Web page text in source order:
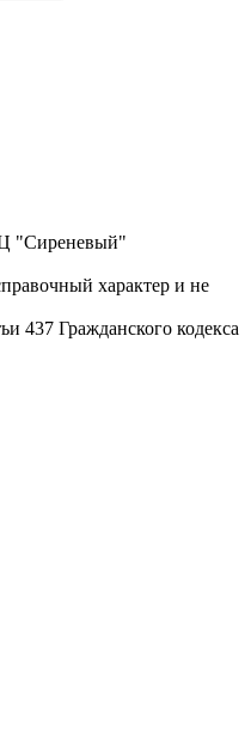
"Сиреневый"
характер и не
437 Гражданского кодекса